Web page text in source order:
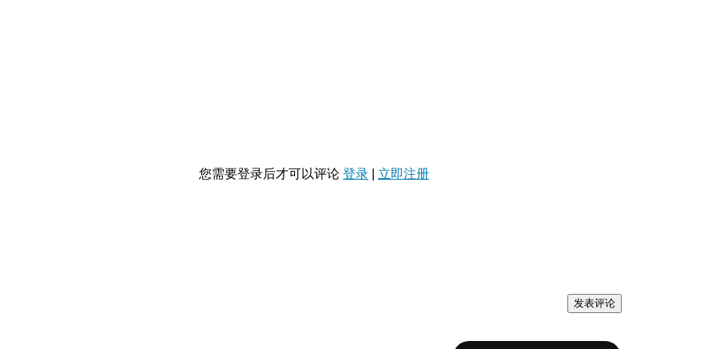
您需要登录后才可以评论 登录 立即注册
发表评论